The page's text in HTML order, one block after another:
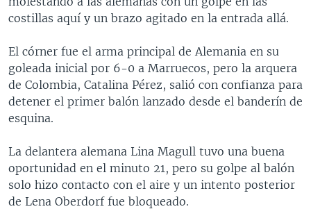
costillas aquí y un brazo agitado en la entrada allá.
El córner fue el arma principal de Alemania en su
goleada inicial por 6-0 a Marruecos, pero la arquera
de Colombia, Catalina Pérez, salió con confianza para
detener el primer balón lanzado desde el banderín de
esquina.
La delantera alemana Lina Magull tuvo una buena
oportunidad en el minuto 21, pero su golpe al balón
solo hizo contacto con el aire y un intento posterior
de Lena Oberdorf fue bloqueado.